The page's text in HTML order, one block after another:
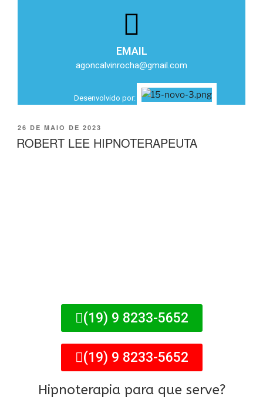
EMAIL
agoncalvinrocha@gmail.com
Desenvolvido por:
26 DE MAIO DE 2023
ROBERT LEE HIPNOTERAPEUTA
(19) 9 8233-5652
(19) 9 8233-5652
Hipnoterapia para que serve?